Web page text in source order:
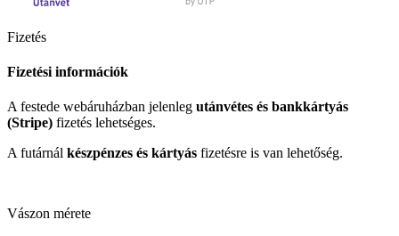
Fizetés
Fizetési információk
A festede webáruházban jelenleg utánvétes és bankkártyás
(Stripe) fizetés lehetséges.
A futárnál készpénzes és kártyás fizetésre is van lehetőség.
Vászon mérete